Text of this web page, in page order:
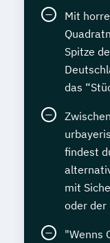
Mit
Spitze
das
findest
mit
oder
"Wenns